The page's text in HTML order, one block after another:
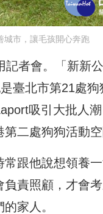
市，讓毛孩開心奔跑
者會。「新新
臺北市第21處狗
吸引大批人
二處狗狗活動空
跟他說想領養
責照顧，才會
家人。